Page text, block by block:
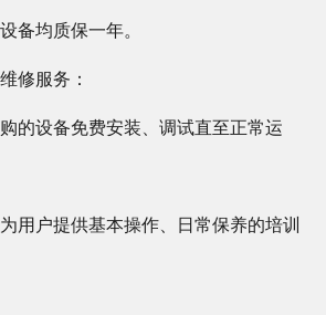
备均质保一年。
修服务：
的设备免费安装、调试直至正常运
用户提供基本操作、日常保养的培训